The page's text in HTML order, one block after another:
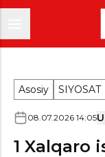
Asosiy SIYOSAT
08.07.2026 14:05
1 Xalqaro